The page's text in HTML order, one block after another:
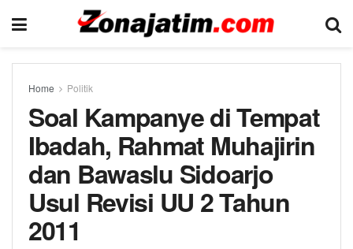
Home Politik
Soal Kampanye di Tempat
Ibadah, Rahmat Muhajirin
dan Bawaslu Sidoarjo
Usul Revisi UU 2 Tahun
2011